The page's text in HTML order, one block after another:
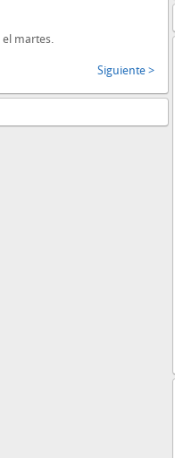
martes.
Siguiente >